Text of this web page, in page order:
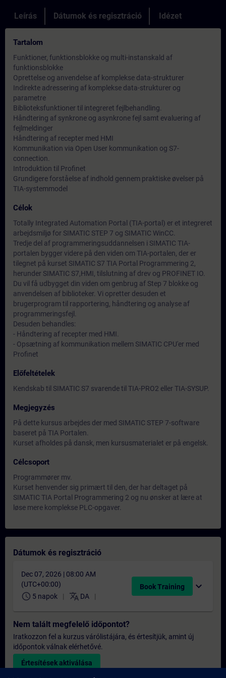
Leírás Dátumok és regisztráció Idézet
Tartalom
Funktioner, funktionsblokke og multi-instanskald af
funktionsblokke
Oprettelse og anvendelse af komplekse data-strukturer
Indirekte adressering af komplekse data-strukturer og
parametre
Biblioteksfunktioner til integreret fejlbehandling.
Håndtering af synkrone og asynkrone fejl samt evaluering af
fejlmeldinger
Håndtering af recepter med HMI
Kommunikation via Open User kommunikation og S7-
connection.
Introduktion til Profinet
Grundigere forståelse af indhold gennem praktiske øvelser på
TIA-systemmodel
Célok
Totally Integrated Automation Portal (TIA-portal) er et integreret
arbejdsmiljø for SIMATIC STEP 7 og SIMATIC WinCC.
Tredje del af programmeringsuddannelsen i SIMATIC TIA-
portalen bygger videre på den viden om TIA-portalen, der er
tilegnet på kurset SIMATIC S7 TIA Portal Programmering 2,
herunder SIMATIC S7,HMI, tilslutning af drev og PROFINET IO.
Du vil få udbygget din viden om genbrug af Step 7 blokke og
anvendelsen af biblioteker. Vi opretter desuden et
brugerprogram til rapportering, håndtering og analyse af
programmeringsfejl.
Desuden behandles:
- Håndtering af recepter med HMI.
- Opsætning af kommunikation mellem SIMATIC CPU'er med
Profinet
Előfeltételek
Kendskab til SIMATIC S7 svarende til TIA-PRO2 eller TIA-SYSUP.
Megjegyzés
På dette kursus arbejdes der med SIMATIC STEP 7-software
baseret på TIA Portalen.
Kurset afholdes på dansk, men kursusmaterialet er på engelsk.
Célcsoport
Programmører mv.
Kurset henvender sig primært til den, der har deltaget på
SIMATIC TIA Portal Programmering 2 og nu ønsker at lære at
løse mere komplekse PLC-opgaver.
Dátumok és regisztráció
Dec 07, 2026 | 08:00 AM
(UTC+00:00)
schedule 5 napok translate DA
Book Training expand_more
Nem talált megfelelő időpontot?
Iratkozzon fel a kurzus várólistájára, és értesítjük, amint új
időpontok válnak elérhetővé.
Értesítések aktiválása